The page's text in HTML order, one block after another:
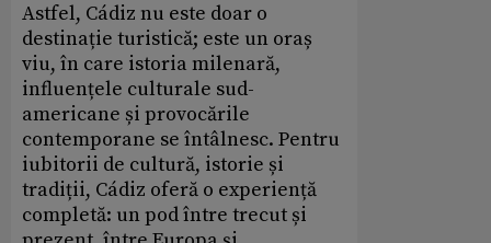
Astfel, Cádiz nu este doar o
destinație turistică; este un oraș
viu, în care istoria milenară,
influențele culturale sud-
americane și provocările
contemporane se întâlnesc. Pentru
iubitorii de cultură, istorie și
tradiții, Cádiz oferă o experiență
completă: un pod între trecut și